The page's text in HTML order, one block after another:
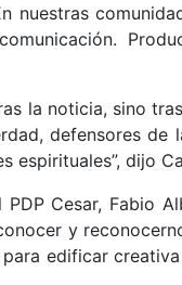
nuestras
la noticia, sino
defensores
espirituales”, dijo
Cesar, Fabio
y
edificar